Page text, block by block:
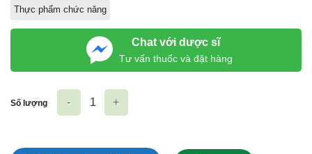
Thực phẩm chức năng
Chat với dược sĩ
Tư vấn thuốc và đặt hàng
Số lượng